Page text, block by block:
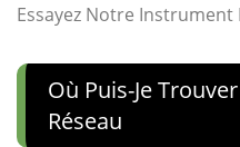
Essayez Notre
Où Puis-Je
Réseau